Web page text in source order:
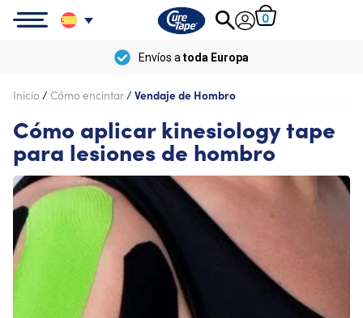
0
Envíos a toda Europa
Inicio / Cómo encintar/ Vendaje de Hombro
Cómo aplicar kinesiology tape
para lesiones de hombro